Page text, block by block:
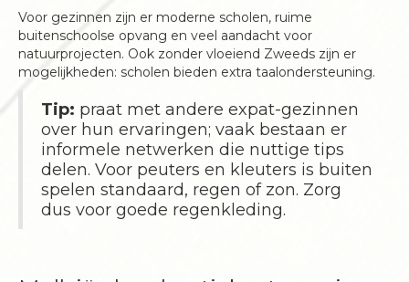
Voor gezinnen zijn er moderne scholen, ruime
buitenschoolse opvang en veel aandacht voor
natuurprojecten. Ook zonder vloeiend Zweeds zijn er
mogelijkheden: scholen bieden extra taalondersteuning.
Tip: praat met andere expat-gezinnen
over hun ervaringen; vaak bestaan er
informele netwerken die nuttige tips
delen. Voor peuters en kleuters is buiten
spelen standaard, regen of zon. Zorg
dus voor goede regenkleding.